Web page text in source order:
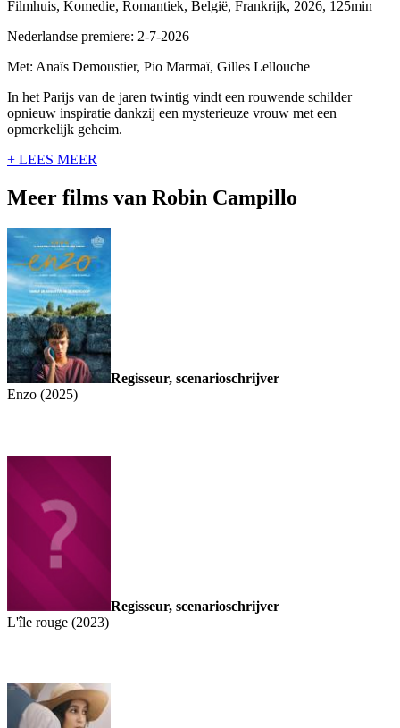
Filmhuis, Komedie, Romantiek, België, Frankrijk, 2026, 125min
Nederlandse premiere: 2-7-2026
Met: Anaïs Demoustier, Pio Marmaï, Gilles Lellouche
In het Parijs van de jaren twintig vindt een rouwende schilder
opnieuw inspiratie dankzij een mysterieuze vrouw met een
opmerkelijk geheim.
+ LEES MEER
Meer films van Robin Campillo
Regisseur, scenarioschrijver
Enzo (2025)
Regisseur, scenarioschrijver
L'île rouge (2023)